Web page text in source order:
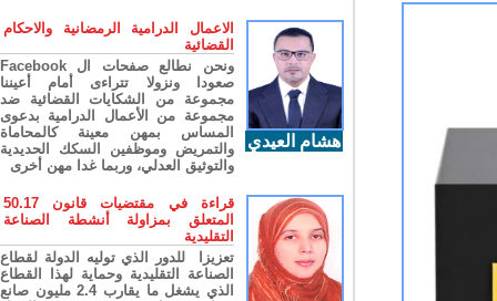
هشام العيدي
الاعمال الدرامية الرمضانية والاحكام
القضائية
ونحن نطالع صفحات ال Facebook
صعودا ونزولا تتراءى أمام أعيننا
مجموعة من الشكايات القضائية ضد
مجموعة من الأعمال الدرامية بدعوى
المساس بمهن معينة كالمحاماة
والتمريض وموظفين السكك الحديدية
والتوثيق العدلي، وربما غدا مهن أخرى
قراءة في مقتضيات قانون 50.17
المتعلق بمزاولة أنشطة الصناعة
التقليدية
تعزيزا للدور الذي توليه الدولة لقطاع
الصناعة التقليدية وحماية لهذا القطاع
الذي يشغل ما يقارب 2.4 مليون صانع